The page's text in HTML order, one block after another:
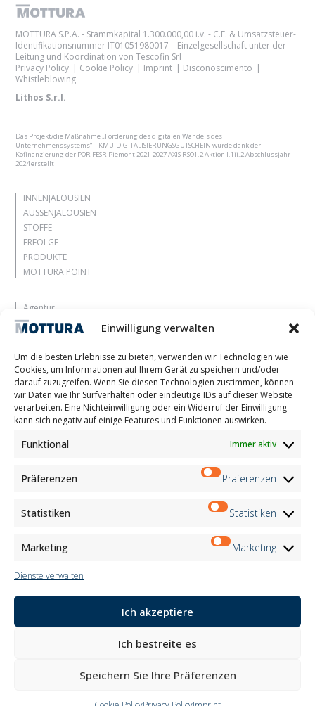
Einwilligung verwalten
Um die besten Erlebnisse zu bieten, verwenden wir Technologien wie
Cookies, um Informationen auf Ihrem Gerät zu speichern und/oder
darauf zuzugreifen. Wenn Sie diesen Technologien zustimmen, können
wir Daten wie Ihr Surfverhalten oder eindeutige IDs auf dieser Website
verarbeiten. Eine Nichteinwilligung oder ein Widerruf der Einwilligung
kann sich negativ auf einige Features und Funktionen auswirken.
Funktional Immer aktiv
Präferenzen Präferenzen
Statistiken Statistiken
Marketing Marketing
Dienste verwalten
Ich akzeptiere
Ich bestreite es
Speichern Sie Ihre Präferenzen
MOTTURA S.P.A. - Stammkapital 1.300.000,00 i.v. - C.F. & Umsatzsteuer-
Identifikationsnummer IT01051980017 – Einzelgesellschaft unter der
Leitung und Koordination von Tescofin Srl
Privacy Policy
Cookie Policy Imprint
Disconoscimento
Whistleblowing
Lithos S.r.l.
Das Projekt/die Maßnahme „Förderung des digitalen Wandels des
Unternehmenssystems“ – KMU-DIGITALISIERUNGSGUTSCHEIN wurde dank der
Kofinanzierung der POR FESR Piemont 2021-2027 AXIS RSO1.2 Aktion I.1ii.2 Abschlussjahr
2024 erstellt
INNENJALOUSIEN
AUSSENJALOUSIEN
STOFFE
ERFOLGE
PRODUKTE
MOTTURA POINT
Agentur
Lassen Sie sich inspirieren
Kontakte
Arbeite mit uns
Reservierter Bereich
Zertifizierungen
M2Net
Child Safety
Customer Information
Information for Candidates
Register Information
Anmeldung